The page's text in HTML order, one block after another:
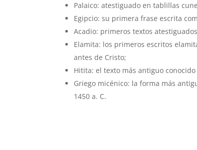
Palaico: atestiguado en tablillas
Egipcio: su primera frase escrita
Acadio: primeros textos
Elamita: los primeros escritos
antes de Cristo;
Hitita: el texto más antiguo
Griego micénico: la forma más
1450 a. C.